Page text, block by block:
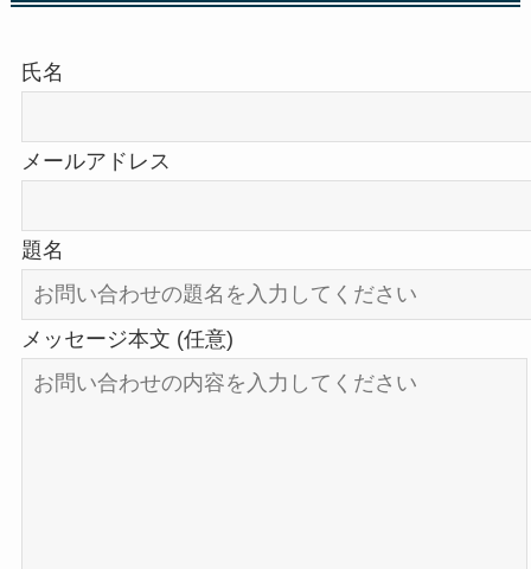
氏名
メールアドレス
題名
メッセージ本文 (任意)